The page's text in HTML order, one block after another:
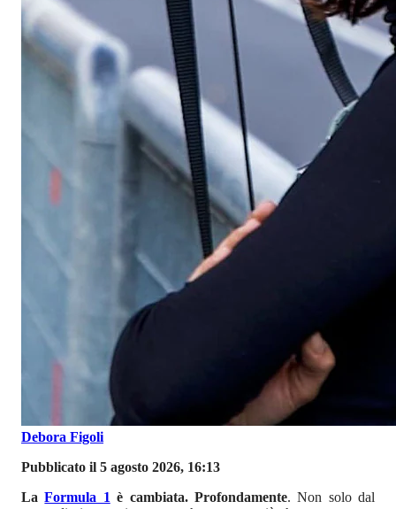
Debora Figoli
Pubblicato il 5 agosto 2026, 16:13
LaFormula 1 è cambiata. Profondamente. Non solo dal